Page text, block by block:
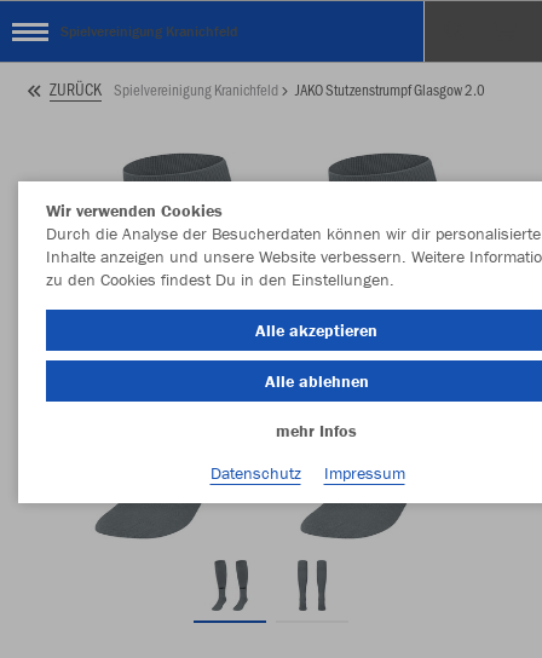
Spielvereinigung Kranichfeld
ZURÜCK Spielvereinigung Kranichfeld JAKO Stutzenstrumpf Glasgow 2.0
Wir verwenden Cookies
Durch die Analyse der Besucherdaten können wir dir personalisierte
Inhalte anzeigen und unsere Website verbessern. Weitere
zu den Cookies findest Du in den Einstellungen.
Alle akzeptieren
Alle ablehnen
mehr Infos
Datenschutz
Impressum